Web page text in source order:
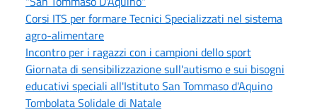
Corsi ITS per formare Tecnici Specializzati nel sistema
agro-alimentare
Incontro per i ragazzi con i campioni dello sport
Giornata di sensibilizzazione sull'autismo e sui bisogni
educativi speciali all'Istituto San Tommaso d'Aquino
Tombolata Solidale di Natale